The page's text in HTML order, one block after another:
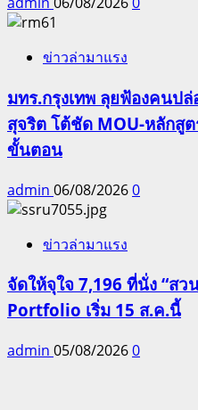
ข่าวล่ามาแรง
มทร.กรุงเทพ ลุยฟ้องคนป
สุจริต โต้ชัด MOU-หลักสู
ขั้นตอน
admin 06/08/20260
ข่าวล่ามาแรง
จัดให้จุใจ 7,196 ที่นั่ง “ส
Portfolio เริ่ม 15 ส.ค.นี้
admin 05/08/20260